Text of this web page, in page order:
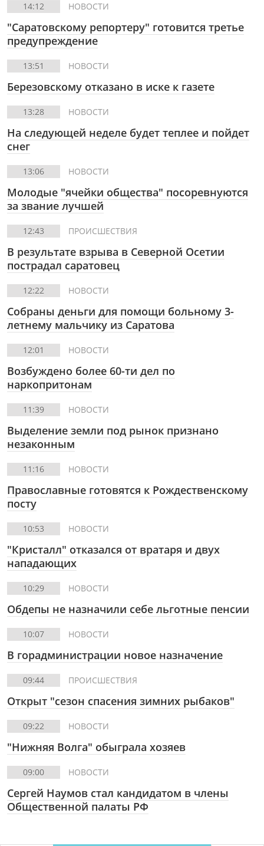
14:12 НОВОСТИ
"Саратовскому репортеру" готовится третье
предупреждение
13:51 НОВОСТИ
Березовскому отказано в иске к газете
13:28 НОВОСТИ
На следующей неделе будет теплее и пойдет
снег
13:06 НОВОСТИ
Молодые "ячейки общества" посоревнуются
за звание лучшей
12:43 ПРОИСШЕСТВИЯ
В результате взрыва в Северной Осетии
пострадал саратовец
12:22 НОВОСТИ
Собраны деньги для помощи больному 3-
летнему мальчику из Саратова
12:01 НОВОСТИ
Возбуждено более 60-ти дел по
наркопритонам
11:39 НОВОСТИ
Выделение земли под рынок признано
незаконным
11:16 НОВОСТИ
Православные готовятся к Рождественскому
посту
10:53 НОВОСТИ
"Кристалл" отказался от вратаря и двух
нападающих
10:29 НОВОСТИ
Обдепы не назначили себе льготные пенсии
10:07 НОВОСТИ
В горадминистрации новое назначение
09:44 ПРОИСШЕСТВИЯ
Открыт "сезон спасения зимних рыбаков"
09:22 НОВОСТИ
"Нижняя Волга" обыграла хозяев
09:00 НОВОСТИ
Сергей Наумов стал кандидатом в члены
Общественной палаты РФ